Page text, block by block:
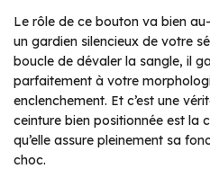
Le rôle de ce bouton va bien
un gardien silencieux de votre
boucle de dévaler la sangle, il
parfaitement à votre
enclenchement. Et c’est une
ceinture bien positionnée est la
qu’elle assure pleinement sa
choc.